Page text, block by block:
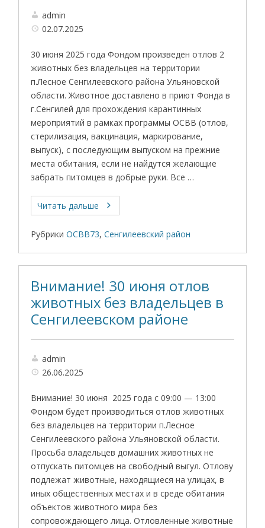
admin
02.07.2025
30 июня 2025 года Фондом произведен отлов 2
животных без владельцев на территории
п.Лесное Сенгилеевского района Ульяновской
области. Животное доставлено в приют Фонда в
г.Сенгилей для прохождения карантинных
мероприятий в рамках программы ОСВВ (отлов,
стерилизация, вакцинация, маркирование,
выпуск), с последующим выпуском на прежние
места обитания, если не найдутся желающие
забрать питомцев в добрые руки. Все …
Читать дальше
Рубрики ОСВВ73,Сенгилеевский район
Внимание! 30 июня отлов
животных без владельцев в
Сенгилеевском районе
admin
26.06.2025
Внимание! 30 июня 2025 года с 09:00 — 13:00
Фондом будет производиться отлов животных
без владельцев на территории п.Лесное
Сенгилеевского района Ульяновской области.
Просьба владельцев домашних животных не
отпускать питомцев на свободный выгул. Отлову
подлежат животные, находящиеся на улицах, в
иных общественных местах и в среде обитания
объектов животного мира без
сопровождающего лица. Отловленные животные